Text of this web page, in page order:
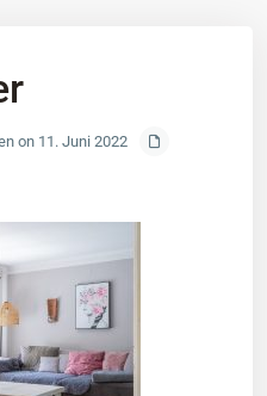
on 11. Juni 2022